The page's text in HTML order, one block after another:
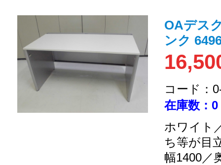
OAデス
ンク
コード：
在庫数：0
ホワイト
ち等が目
幅1400／